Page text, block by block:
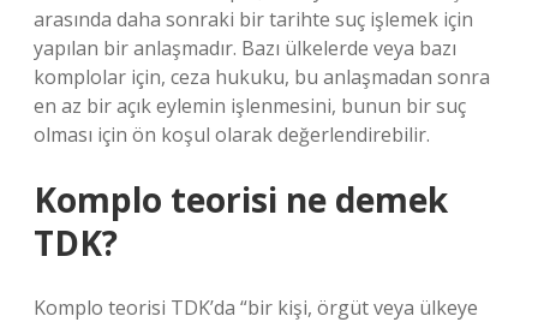
arasında daha sonraki bir tarihte suç işlemek için
yapılan bir anlaşmadır. Bazı ülkelerde veya bazı
komplolar için, ceza hukuku, bu anlaşmadan sonra
en az bir açık eylemin işlenmesini, bunun bir suç
olması için ön koşul olarak değerlendirebilir.
Komplo teorisi ne demek
TDK?
Komplo teorisi TDK’da “bir kişi, örgüt veya ülkeye